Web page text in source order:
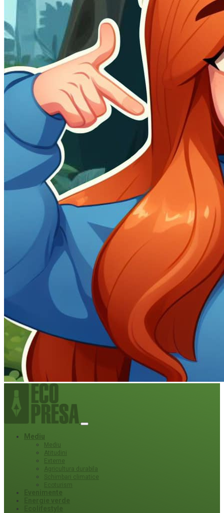
Mediu
Mediu
Atitudini
Externe
Agricultura durabila
Schimbari climatice
Ecoturism